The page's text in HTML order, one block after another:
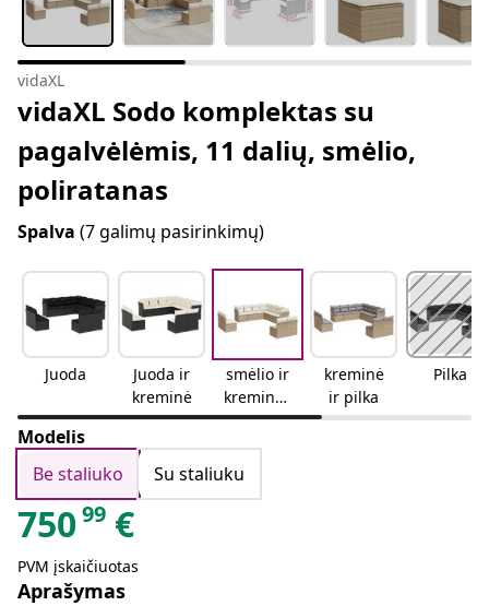
vidaXL
vidaXL Sodo komplektas su
pagalvėlėmis, 11 dalių, smėlio,
poliratanas
Spalva (7 galimų pasirinkimų)
Juoda
Juoda ir
kreminė
smėlio ir
kreminės
spalvos
kreminė
ir pilka
Pilka
Modelis
Be staliuko
Su staliuku
75099 €
PVM įskaičiuotas
Aprašymas